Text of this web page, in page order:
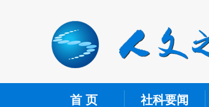
首 页 社科要闻